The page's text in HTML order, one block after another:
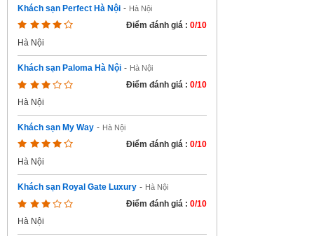
Khách sạn Perfect Hà Nội - Hà Nội
Điểm đánh giá : 0/10
Hà Nội
Khách sạn Paloma Hà Nội - Hà Nội
Điểm đánh giá : 0/10
Hà Nội
Khách sạn My Way - Hà Nội
Điểm đánh giá : 0/10
Hà Nội
Khách sạn Royal Gate Luxury - Hà Nội
Điểm đánh giá : 0/10
Hà Nội